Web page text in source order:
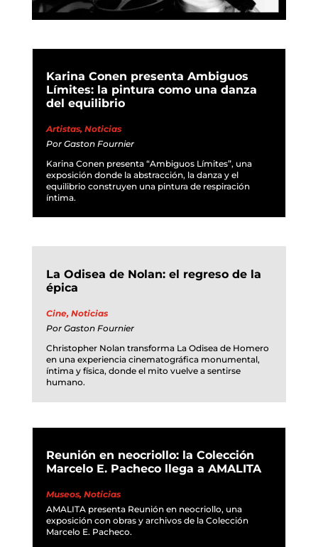
Karina Conen presenta Ambiguos
Límites: la pintura como una danza
del equilibrio
Artistas, Noticias
Por Gaston Fournier
Karina Conen presenta “Ambiguos Límites”, una
exposición donde la abstracción, la danza y el
equilibrio construyen una pintura de respiración
íntima.
La Odisea de Nolan: el regreso de la
épica
Cine, Noticias
Por Gaston Fournier
Christopher Nolan transforma La Odisea de Homero
en una experiencia cinematográfica monumental,
íntima y física, donde el mito vuelve a sentirse
humano.
Reunión en neocriollo: la Colección
Marcelo E. Pacheco llega a AMALITA
Museos, Noticias
AMALITA presenta Reunión en neocriollo, una
exposición con obras y archivos de la Colección
Marcelo E. Pacheco.